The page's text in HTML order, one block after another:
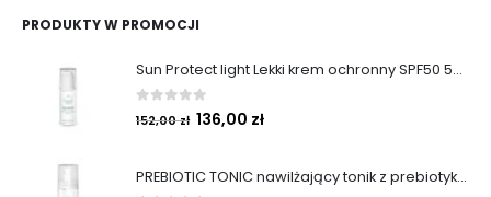
PRODUKTY W PROMOCJI
Sun Protect light Lekki krem ochronny SPF50 50ml
out of 5
152,00zł 136,00 zł
PREBIOTIC TONIC nawilżający tonik z prebiotykami 200 ml